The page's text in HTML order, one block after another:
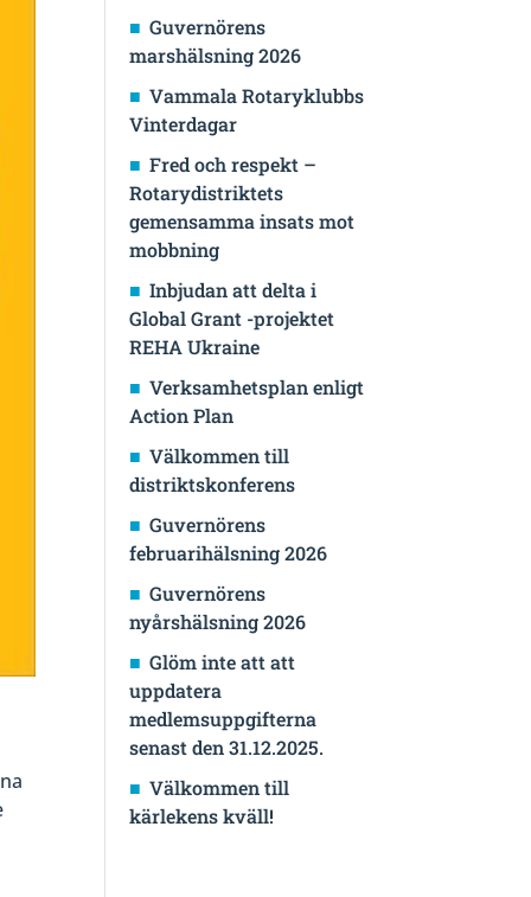
Guvernörens
marshälsning 2026
Vammala Rotaryklubbs
Vinterdagar
Fred och respekt –
Rotarydistriktets
gemensamma insats mot
mobbning
Inbjudan att delta i
Global Grant -projektet
REHA Ukraine
Verksamhetsplan enligt
Action Plan
Välkommen till
distriktskonferens
Guvernörens
februarihälsning 2026
Guvernörens
nyårshälsning 2026
Glöm inte att att
uppdatera
medlemsuppgifterna
senast den 31.12.2025.
Välkommen till
kärlekens kväll!